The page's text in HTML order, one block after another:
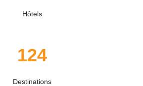
Hôtels
124
Destinations